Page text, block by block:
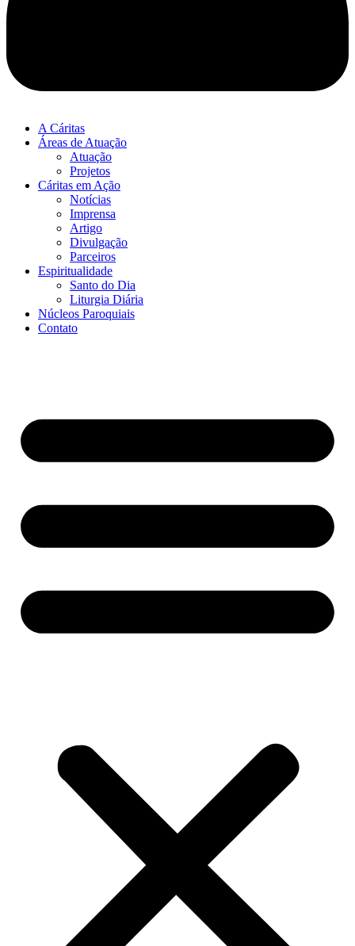
A Cáritas
Áreas de Atuação
Atuação
Projetos
Cáritas em Ação
Notícias
Imprensa
Artigo
Divulgação
Parceiros
Espiritualidade
Santo do Dia
Liturgia Diária
Núcleos Paroquiais
Contato